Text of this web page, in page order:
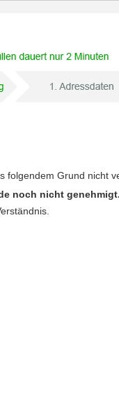
folgendem Grund nicht
noch nicht genehmigt.